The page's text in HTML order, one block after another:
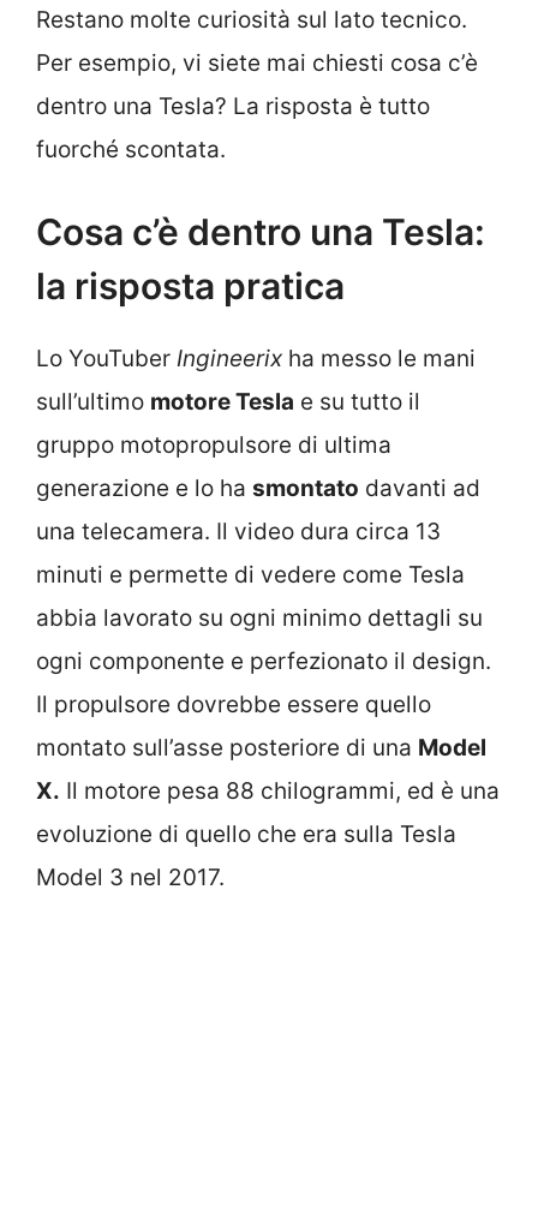
Restano molte curiosità sul lato tecnico.
Per esempio, vi siete mai chiesti cosa c’è
dentro una Tesla? La risposta è tutto
fuorché scontata.
Cosa c’è dentro una Tesla:
la risposta pratica
Lo YouTuber Ingineerix ha messo le mani
sull’ultimo motore Tesla e su tutto il
gruppo motopropulsore di ultima
generazione e lo ha smontato davanti ad
una telecamera. Il video dura circa 13
minuti e permette di vedere come Tesla
abbia lavorato su ogni minimo dettagli su
ogni componente e perfezionato il design.
Il propulsore dovrebbe essere quello
montato sull’asse posteriore di una Model
X. Il motore pesa 88 chilogrammi, ed è una
evoluzione di quello che era sulla Tesla
Model 3 nel 2017.